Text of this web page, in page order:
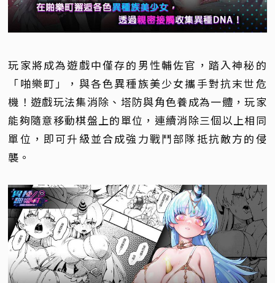
玩家將成為遊戲中僅存的男性輔佐官，踏入神秘的
「啪樂町」，與各色異種族美少女攜手對抗末世危
機！遊戲玩法集消除、塔防與角色養成為一體，玩家
能夠隨意移動棋盤上的單位，連續消除三個以上相同
單位，即可升級並合成強力戰鬥部隊抵抗敵方的侵
襲。